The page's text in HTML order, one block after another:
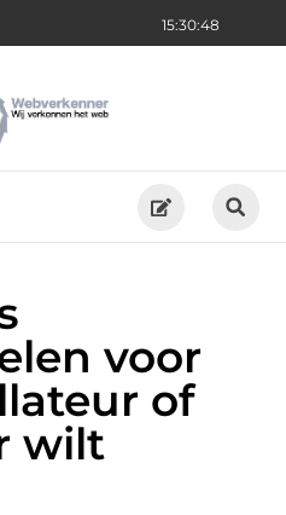
15:30:48
voor
of
wilt